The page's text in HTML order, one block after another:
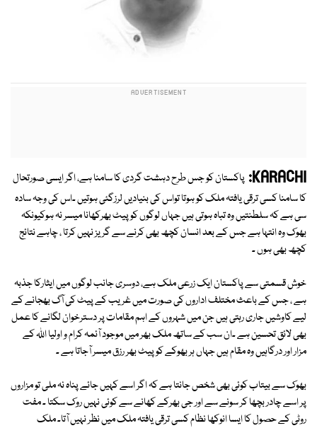
KARACHI: پاکستان کو جس طرح دہشت گردی کا سامنا ہے، اگر ایسی صورتحال
کا سامنا کسی ترقی یافتہ ملک کو ہوتا تواس کی بنیادیں لرزگئی ہوتیں ۔اس کی وجہ سادہ
سی ہے کہ سلطنتیں وہ تباہ ہوتی ہیں جہاں لوگوں کو پیٹ بھرکھانا میسر نہ ہوکیونکہ
بھوک وہ انتہا ہے جس کے بعد انسان کچھ بھی کرنے سے گریز نہیں کرتا ، چاہے نتائج
کچھ بھی ہوں ۔
خوش قسمتی سے پاکستان ایک زرعی ملک ہے، دوسری جانب لوگوں میں ایثارکا جذبہ
ہے ، جس کے باعث مختلف اداروں کی صورت میں غریب کے پیٹ کی آگ بھجانے کے
لیے کاوشیں جاری رہتی ہیں جن میں شہروں کے اہم مقامات پر دسترخوان لگانے کا عمل
بھی لائق تحسین ہے ۔ان سب کے ساتھ ملک بھر میں موجود آئمہ کرام و اولیا اللہ کے
مزار اور درگاہیں وہ مقام ہیں جہاں ہر بھوکے کو پیٹ بھر رزق میسر آجاتا ہے ۔
بھوک سے بیتاب کوئی بھی شخص جانتا ہے کہ اگر اسے کہیں جائے پناہ نہ ملی تو مزاروں
پر اسے چادر بچھا کر سونے سے اور جی بھرکے کھانے سے کوئی نہیں روک سکتا ۔ مفت
روٹی کے حصول کا ایسا انوکھا نظام کسی ترقی یافتہ ملک میں نظر نہیں آتا۔ ملک